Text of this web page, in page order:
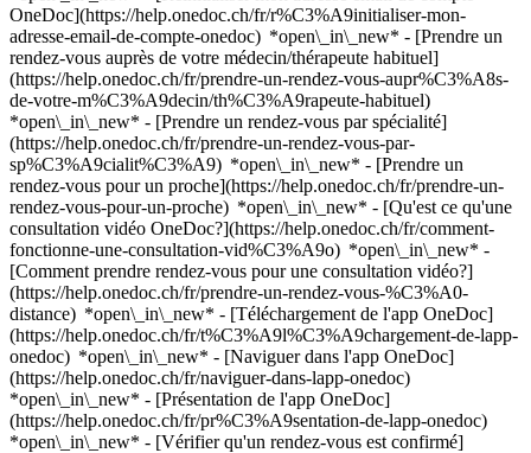
OneDoc](https://help.onedoc.ch/fr/r%C3%A9initialiser-mon-
adresse-email-de-compte-onedoc) *open\_in\_new* - [Prendre un
rendez-vous auprès de votre médecin/thérapeute habituel]
(https://help.onedoc.ch/fr/prendre-un-rendez-vous-aupr%C3%A8s-
de-votre-m%C3%A9decin/th%C3%A9rapeute-habituel)
*open\_in\_new* - [Prendre un rendez-vous par spécialité]
(https://help.onedoc.ch/fr/prendre-un-rendez-vous-par-
sp%C3%A9cialit%C3%A9) *open\_in\_new* - [Prendre un
rendez-vous pour un proche](https://help.onedoc.ch/fr/prendre-un-
rendez-vous-pour-un-proche) *open\_in\_new* - [Qu'est ce qu'une
consultation vidéo OneDoc?](https://help.onedoc.ch/fr/comment-
fonctionne-une-consultation-vid%C3%A9o) *open\_in\_new* -
[Comment prendre rendez-vous pour une consultation vidéo?]
(https://help.onedoc.ch/fr/prendre-un-rendez-vous-%C3%A0-
distance) *open\_in\_new* - [Téléchargement de l'app OneDoc]
(https://help.onedoc.ch/fr/t%C3%A9l%C3%A9chargement-de-lapp-
onedoc) *open\_in\_new* - [Naviguer dans l'app OneDoc]
(https://help.onedoc.ch/fr/naviguer-dans-lapp-onedoc)
*open\_in\_new* - [Présentation de l'app OneDoc]
(https://help.onedoc.ch/fr/pr%C3%A9sentation-de-lapp-onedoc)
*open\_in\_new* - [Vérifier qu'un rendez-vous est confirmé](https://help.onedoc.ch/fr/v%C3%A9rifier-quun-rendez-vous-est-confirm%C3%A9) *open\_in\_new* - [Annuler un rendez-vous pris en ligne sur OneDoc](https://help.onedoc.ch/fr/annuler-un-rendez-vous-pris-en-ligne-sur-onedoc) *open\_in\_new* - [Je ne reçois pas de confirmation de rendez-vous](https://help.onedoc.ch/fr/je-ne-re%C3%A7ois-pas-de-confirmation-de-rendez-vous) *open\_in\_new* [Voir tous nos articles *open\_in\_new*](https://help.onedoc.ch/fr/) close ## Modifier votre recherche ![Maison avec un signe plus annonçant qu’une consultation peut être effectuée sur place](https://www.onedoc.ch/assets/images/icons/on-site.svg) Sur place ![Caméra avec un symbole lecture annonçant qu’une consultation peut être effectuée à distance en vidéo](https://www.onedoc.ch/assets/images/icons/remote.svg) À distance Rechercher #### Spécialités #### Praticiens #### Établissements edit Contrôle médical permis de conduire NIVEAU 1 à Lenzburg tune Filtrer par Nouveaux patients*keyboard\_arrow\_down* - Acceptés*check\_circle* Langue parlée*keyboard\_arrow\_down* - Albanais*check\_circle* - Allemand*check\_circle* - Anglais*check\_circle* - Arabe*check\_circle* - Bosniaque*check\_circle* - Bulgare*check\_circle* - Croate*check\_circle* - Danois*check\_circle* - Espagnol*check\_circle* - Français*check\_circle* - Grec*check\_circle* - Hongrois*check\_circle* - Italien*check\_circle* - Macédonien*check\_circle* - Norvégien*check\_circle* - Ourdou*check\_circle* - Polonais*check\_circle* - Roumain*check\_circle* - Serbe*check\_circle* - Suédois*check\_circle* - Tchèque*check\_circle* - Turc*check\_circle* Sexe*keyboard\_arrow\_down* - Femme*check\_circle* - Homme*check\_circle* Réseau*keyboard\_arrow\_down* - ArgoMed*check\_circle* - mediX*check\_circle* - zmed*check\_circle* Disponibilité*keyboard\_arrow\_down* - Disponible aujourdhui*check\_circle* - Dans les 3 prochains jours*check\_circle* - Dans les 7 prochains jours*check\_circle* - Dans les 14 prochains jours*check\_circle* # __Contrôle médical permis de conduire NIVEAU 1__ à __Lenzburg__: prenez rendez-vous en ligne aujourd'hui ## 1 résultat à Lenzburg [![Dr. med. Marc Meili, spécialiste en médecine interne générale à Lenzburg](https://assets.onedoc.ch/images/users/7cc154909a4c1554f2d7d08d49b94122783e14570a54ce0c9e0b8c48aaa123f5-small.png "Dr. med. Marc Meili, spécialiste en médecine interne générale à Lenzburg")](https://www.onedoc.ch/fr/specialiste-en-medecine-interne-generale/lenzburg/pcjav/dr-med-marc-meili) ### [Dr. med. Marc Meili](https://www.onedoc.ch/fr/specialiste-en-medecine-interne-generale/lenzburg/pcjav/dr-med-marc-meili) ![Badge indiquant un profil vérifié](https://www.onedoc.ch/assets/images/icons/checkmark.svg) [Spécialiste en médecine interne générale](https://www.onedoc.ch/fr/specialiste-en-medecine-interne-generale/lenzburg) [Praxis im Lenzhof - Enzian Health](https://www.onedoc.ch/fr/cabinet-medical/lenzburg/e56s/praxis-im-lenzhof-enzian-health) Bahnhofstrasse 3 5600 Lenzburg ![Icône patient avec un signe moins annonçant que le professionnel n’accepte pas de nouveaux patients](https://www.onedoc.ch/assets/images/icons/no-new-patients.svg)N'accepte pas de nouveaux patients [Réserver un RDV](https://www.onedoc.ch/fr/specialiste-en-medecine-interne-generale/lenzburg/pcjav/dr-med-marc-meili) Expertises: Contrôle médical permis de conduire NIVEAU 1, [Contrôle médical permis de conduire NIVEAU 2](https://www.onedoc.ch/fr/controle-medical-permis-de-conduire-niveau-2/lenzburg), [Examen d’aptitude médicale à la conduite ferroviaire](https://www.onedoc.ch/fr/examen-d-aptitude-medicale-a-la-conduite-ferroviaire/lenzburg), [Check-up | bilan de santé](https://www.onedoc.ch/fr/check-up-bilan-de-sante/lenzburg), [Conseils personnalisés en vaccination](https://www.onedoc.ch/fr/conseils-personnalises-en-vaccination/lenzburg)Voir plus *chevron\_left* mar. 04 août *chevron\_right* Voir plus de rendez-vous *error\_outline* Une erreur s'est produite lors du chargement des disponibilités [Réessayer](https://www.onedoc.ch) Expertises: Contrôle médical permis de conduire NIVEAU 1, [Contrôle médical permis de conduire NIVEAU 2](https://www.onedoc.ch/fr/controle-medical-permis-de-conduire-niveau-2/lenzburg), [Examen d’aptitude médicale à la conduite ferroviaire](https://www.onedoc.ch/fr/examen-d-aptitude-medicale-a-la-conduite-ferroviaire/lenzburg), [Check-up | bilan de santé](https://www.onedoc.ch/fr/check-up-bilan-de-sante/lenzburg), [Conseils personnalisés en vaccination](https://www.onedoc.ch/fr/conseils-personnalises-en-vaccination/lenzburg)Voir plus ## __Contrôle médical permis de conduire NIVEAU 1__: d'autres spécialistes sont réservables en ligne dans les environs de __Lenzburg__ [![Dr. med. Alexander Klammer, médecin généraliste à Mellingen](https://assets.onedoc.ch/images/users/396ea331ae3cbd46c4e8b1a002a37f3ceaa0ca96a1c3a6a6ad93311897b5a9c1-small.png "Dr. med. Alexander Klammer, médecin généraliste à Mellingen")](https://www.onedoc.ch/fr/medecin-generaliste/mellingen/pc0vh/dr-med-alexander-klammer) ### [Dr. med. Alexander Klammer](https://www.onedoc.ch/fr/medecin-generaliste/mellingen/pc0vh/dr-med-alexander-klammer) ![Badge indiquant un profil vérifié](https://www.onedoc.ch/assets/images/icons/checkmark.svg) [Médecin généraliste](https://www.onedoc.ch/fr/medecin-generaliste/mellingen) [Hausarztpraxis Mellingen](https://www.onedoc.ch/fr/cabinet-medical/mellingen/ebd7o/hausarztpraxis-mellingen) Bahnhofstrasse 5 5507 Mellingen ![Icône patient avec un signe plus annonçant que le professionnel accepte de nouveaux patients](https://www.onedoc.ch/assets/images/icons/new-patients.svg)Accepte les nouveaux patients [Réserver un RDV](https://www.onedoc.ch/fr/medecin-generaliste/mellingen/pc0vh/dr-med-alexander-klammer) Expertises:[Contrôle médical permis de conduire NIVEAU 1](https://www.onedoc.ch/fr/controle-medical-permis-de-conduire-niveau-1/mellingen), [Contrôle médical permis de conduire NIVEAU 2](https://www.onedoc.ch/fr/controle-medical-permis-de-conduire-niveau-2/mellingen), [Grippe | Symptômes de la grippe | Rhume](https://www.onedoc.ch/fr/grippe-symptomes-de-la-grippe-rhume/mellingen), [Cervicalgie](https://www.onedoc.ch/fr/cervicalgie/mellingen), [Contraception d'urgence](https://www.onedoc.ch/fr/contraception-d-urgence/mellingen)Voir plus *chevron\_left* mar. 04 août *chevron\_right* Voir plus de rendez-vous *error\_outline* Une erreur s'est produite lors du chargement des disponibilités [Réessayer](https://www.onedoc.ch) Expertises:[Contrôle médical permis de conduire NIVEAU 1](https://www.onedoc.ch/fr/controle-medical-permis-de-conduire-niveau-1/mellingen), [Contrôle médical permis de conduire NIVEAU 2](https://www.onedoc.ch/fr/controle-medical-permis-de-conduire-niveau-2/mellingen), [Grippe | Symptômes de la grippe | Rhume](https://www.onedoc.ch/fr/grippe-symptomes-de-la-grippe-rhume/mellingen), [Cervicalgie](https://www.onedoc.ch/fr/cervicalgie/mellingen), [Contraception d'urgence](https://www.onedoc.ch/fr/contraception-d-urgence/mellingen)Voir plus [![Dr. med. Sebastian Zippel, médecin praticien à Windisch](https://assets.onedoc.ch/images/users/4f2483b1488fa5d1845e739d18813cb95c179df7b24b08eb35b6329f48b4d3f1-small.png "Dr. med. Sebastian Zippel, médecin praticien à Windisch")](https://www.onedoc.ch/fr/medecin-generaliste/windisch/pc2rr/dr-med-sebastian-zippel) ### [Dr. med. Sebastian Zippel](https://www.onedoc.ch/fr/medecin-generaliste/windisch/pc2rr/dr-med-sebastian-zippel) ![Badge indiquant un profil vérifié](https://www.onedoc.ch/assets/images/icons/checkmark.svg) [Médecin praticien](https://www.onedoc.ch/fr/medecin-generaliste/windisch) [Medifuturus - Gemeinschaftspraxis Klosterzelg](https://www.onedoc.ch/fr/cabinet-medical/windisch/ebet4/medifuturus-gemeinschaftspraxis-klosterzelg) Klosterzelgstrasse 28 5210 Windisch ![Icône patient avec un signe plus annonçant que le professionnel accepte de nouveaux patients](https://www.onedoc.ch/assets/images/icons/new-patients.svg)Accepte les nouveaux patients [Réserver un RDV](https://www.onedoc.ch/fr/medecin-generaliste/windisch/pc2rr/dr-med-sebastian-zippel) Expertises:[Contrôle médical permis de conduire NIVEAU 1](https://www.onedoc.ch/fr/controle-medical-permis-de-conduire-niveau-1/windisch), [Check-up | bilan de santé](https://www.onedoc.ch/fr/check-up-bilan-de-sante/windisch), [Conseils personnalisés en vaccination](https://www.onedoc.ch/fr/conseils-personnalises-en-vaccination/windisch), [Mise à jour du carnet de vaccination](https://www.onedoc.ch/fr/mise-a-jour-du-carnet-de-vaccination/windisch), [Thérapie intraveineuse | IV drip](https://www.onedoc.ch/fr/therapie-intraveineuse-iv-drip/windisch)Voir plus *chevron\_left* mar. 04 août *chevron\_right* Voir plus de rendez-vous *error\_outline* Une erreur s'est produite lors du chargement des disponibilités [Réessayer](https://www.onedoc.ch) Expertises:[Contrôle médical permis de conduire NIVEAU 1](https://www.onedoc.ch/fr/controle-medical-permis-de-conduire-niveau-1/windisch), [Check-up | bilan de santé](https://www.onedoc.ch/fr/check-up-bilan-de-sante/windisch), [Conseils personnalisés en vaccination](https://www.onedoc.ch/fr/conseils-personnalises-en-vaccination/windisch), [Mise à jour du carnet de vaccination](https://www.onedoc.ch/fr/mise-a-jour-du-carnet-de-vaccination/windisch), [Thérapie intraveineuse | IV drip](https://www.onedoc.ch/fr/therapie-intraveineuse-iv-drip/windisch)Voir plus [![Dr. med. Hartmut Langhans, spécialiste en médecine interne générale à Windisch](https://assets.onedoc.ch/images/users/86fe3be4bfcc3121ffb350bd209047e7d8abd37cbd0e1ea506258d43e1e567fc-small.png "Dr. med. Hartmut Langhans, spécialiste en médecine interne générale à Windisch")](https://www.onedoc.ch/fr/specialiste-en-medecine-interne-generale/windisch/pc4gp/dr-med-hartmut-langhans) ### [Dr. med. Hartmut Langhans](https://www.onedoc.ch/fr/specia